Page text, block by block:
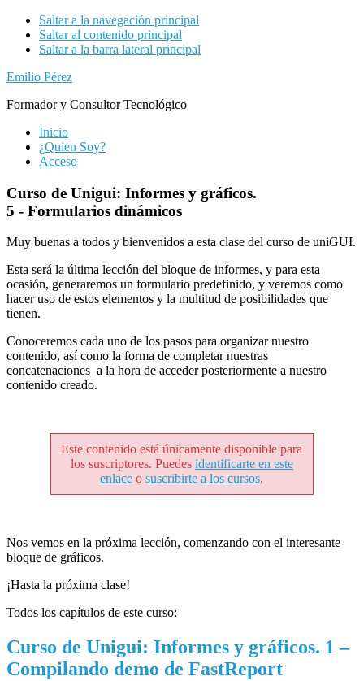
Saltar a la navegación principal
Saltar al contenido principal
Saltar a la barra lateral principal
Emilio Pérez
Formador y Consultor Tecnológico
Inicio
¿Quien Soy?
Acceso
Curso de Unigui: Informes y gráficos.
5 - Formularios dinámicos
Muy buenas a todos y bienvenidos a esta clase del curso de uniGUI.
Esta será la última lección del bloque de informes, y para esta
ocasión, generaremos un formulario predefinido, y veremos como
hacer uso de estos elementos y la multitud de posibilidades que
tienen.
Conoceremos cada uno de los pasos para organizar nuestro
contenido, así como la forma de completar nuestras
concatenaciones a la hora de acceder posteriormente a nuestro
contenido creado.
Este contenido está únicamente disponible para
los suscriptores. Puedes identificarte en este
enlace osuscribirte a los cursos.
Nos vemos en la próxima lección, comenzando con el interesante
bloque de gráficos.
¡Hasta la próxima clase!
Todos los capítulos de este curso:
Curso de Unigui: Informes y gráficos. 1 –
Compilando demo de FastReport